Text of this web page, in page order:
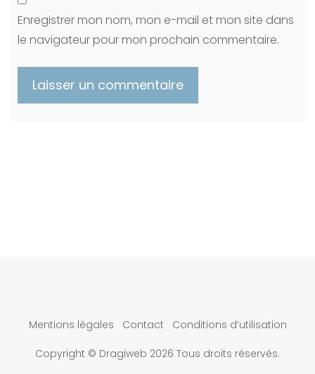
Enregistrer mon nom, mon e-mail et mon site dans
le navigateur pour mon prochain commentaire.
Mentions légales Contact Conditions d’utilisation
Copyright © Dragiweb 2026 Tous droits réservés.